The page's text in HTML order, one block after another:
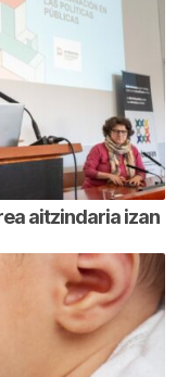
aitzindaria izan